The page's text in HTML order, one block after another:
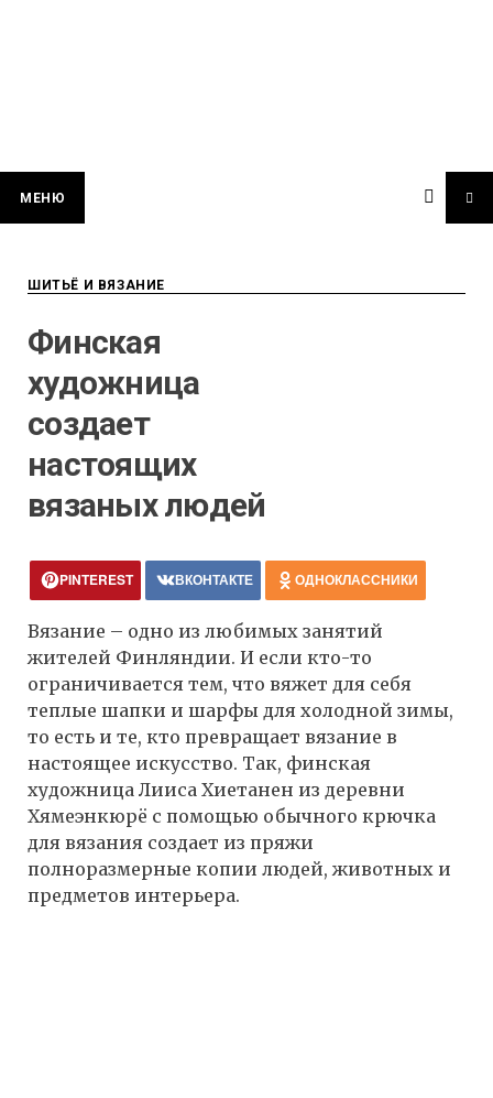
МЕНЮ
ШИТЬЁ И ВЯЗАНИЕ
Финская
художница
создает
настоящих
вязаных людей
PINTEREST ВКОНТАКТЕ ОДНОКЛАССНИКИ
Вязание – одно из любимых занятий
жителей Финляндии. И если кто-то
ограничивается тем, что вяжет для себя
теплые шапки и шарфы для холодной зимы,
то есть и те, кто превращает вязание в
настоящее искусство. Так, финская
художница Лииса Хиетанен из деревни
Хямеэнкюрё с помощью обычного крючка
для вязания создает из пряжи
полноразмерные копии людей, животных и
предметов интерьера.